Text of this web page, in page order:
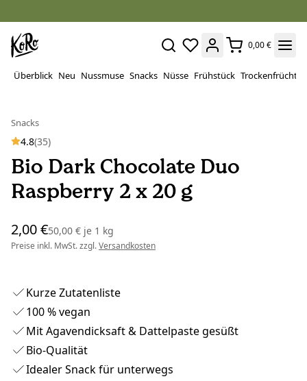
0,00 €
Überblick Neu Nussmuse Snacks Nüsse Frühstück Trockenfrüchte
Snacks
4.8(35)
Bio Dark Chocolate Duo
Raspberry 2 x 20 g
2,00 €50,00 € je 1 kg
Preise inkl. MwSt. zzgl.Versandkosten
Kurze Zutatenliste
100 % vegan
Mit Agavendicksaft & Dattelpaste gesüßt
Bio-Qualität
Idealer Snack für unterwegs